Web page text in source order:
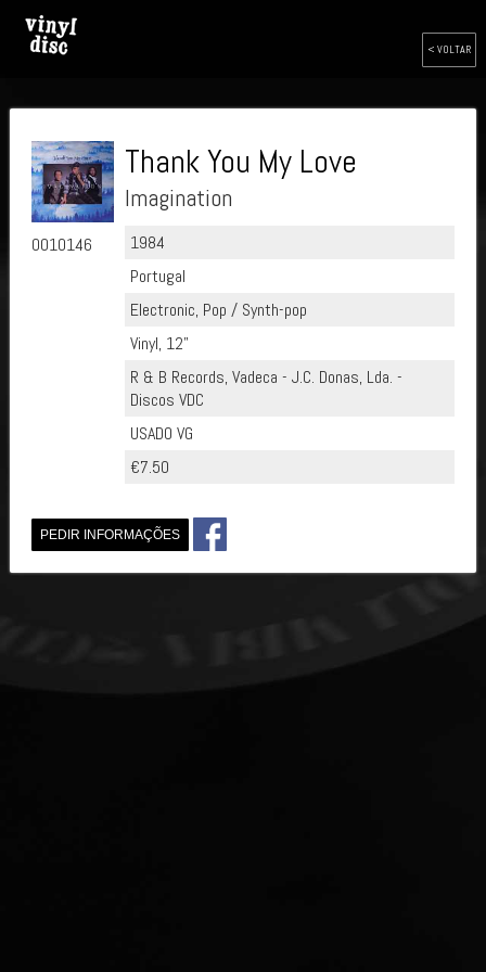
< VOLTAR
0010146
Thank You My Love
Imagination
1984
Portugal
Electronic, Pop / Synth-pop
Vinyl, 12"
R & B Records, Vadeca - J.C. Donas, Lda. -
Discos VDC
USADO VG
€7.50
PEDIR INFORMAÇÕES